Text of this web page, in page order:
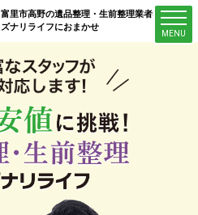
富里市高野の遺品整理・生前整理業者はキ
ズナリライフにおまかせ